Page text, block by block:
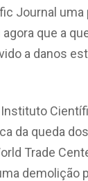
Journal uma
que a
a danos
da queda
Trade
demolição